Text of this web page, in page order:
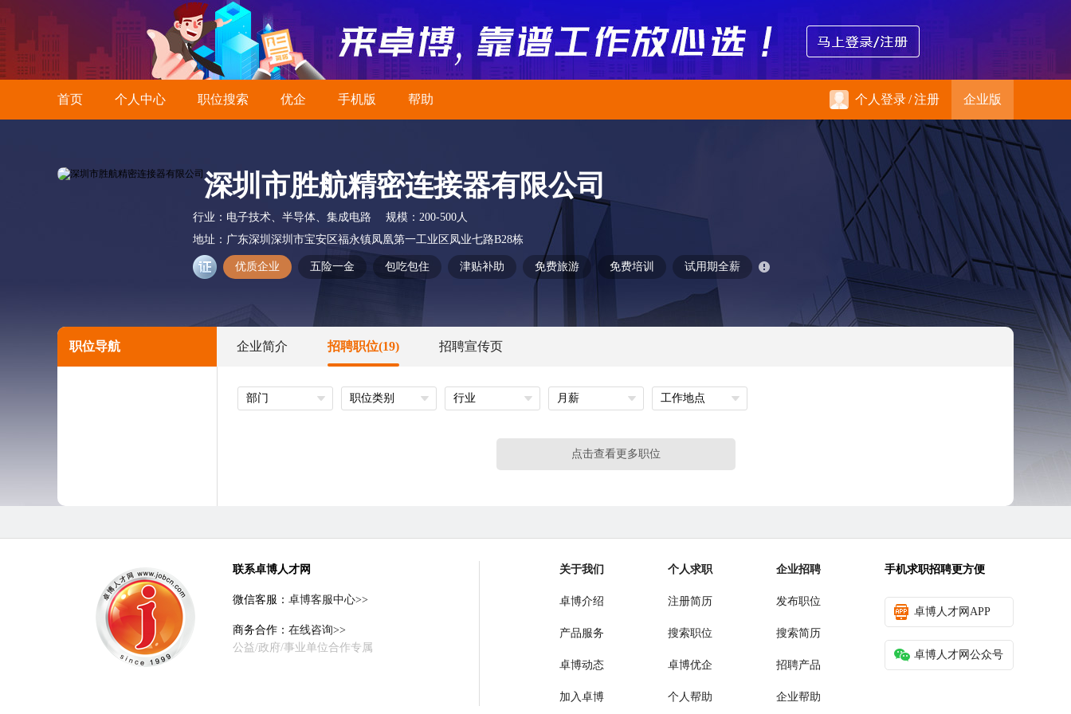
首页 个人中心 职位搜索 优企 手机版 帮助 个人登录/注册 企业版
深圳市胜航精密连接器有限公司
行业： 电子技术、半导体、集成电路 规模： 200-500人
地址： 广东深圳深圳市宝安区福永镇凤凰第一工业区凤业七路B28栋
优质企业 五险一金 包吃包住 津贴补助 免费旅游 免费培训 试用期全薪
职位导航 企业简介 招聘职位(19) 招聘宣传页
部门 职位类别 行业 月薪 工作地点
点击查看更多职位
联系卓博人才网
微信客服： 卓博客服中心>>
商务合作： 在线咨询>>
公益/政府/事业单位合作专属
关于我们
卓博介绍
产品服务
卓博动态
加入卓博
个人求职
注册简历
搜索职位
卓博优企
个人帮助
企业招聘
发布职位
搜索简历
招聘产品
企业帮助
手机求职招聘更方便
卓博人才网APP
卓博人才网公众号